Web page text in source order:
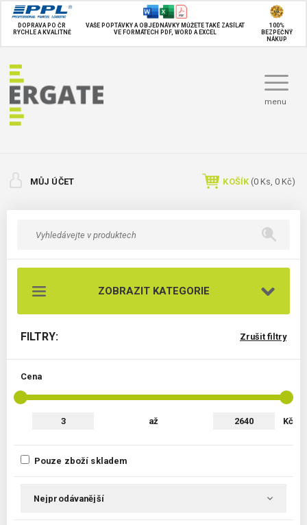
DOPRAVA PO ČR
RYCHLE A KVALITNĚ
VAŠE POPTÁVKY A OBJEDNÁVKY MŮŽETE TAKÉ ZASÍLAT
VE FORMÁTECH PDF, WORD A EXCEL
100%
BEZPEČNÝ
NÁKUP
menu
MŮJ ÚČET KOŠÍK (0 Ks, 0 Kč)
ZOBRAZIT KATEGORIE
FILTRY: Zrušit filtry
Cena
až Kč
Pouze zboží skladem